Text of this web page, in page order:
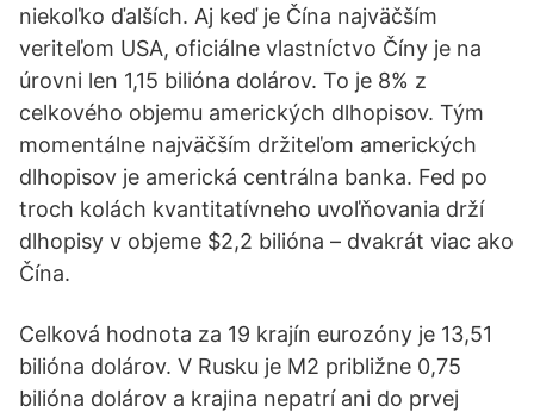
niekoľko ďalších. Aj keď je Čína najväčším
veriteľom USA, oficiálne vlastníctvo Číny je na
úrovni len 1,15 bilióna dolárov. To je 8% z
celkového objemu amerických dlhopisov. Tým
momentálne najväčším držiteľom amerických
dlhopisov je americká centrálna banka. Fed po
troch kolách kvantitatívneho uvoľňovania drží
dlhopisy v objeme $2,2 bilióna – dvakrát viac ako
Čína.
Celková hodnota za 19 krajín eurozóny je 13,51
bilióna dolárov. V Rusku je M2 približne 0,75
bilióna dolárov a krajina nepatrí ani do prvej